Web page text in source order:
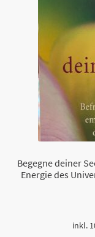
Begegne deiner
Energie des
inkl.